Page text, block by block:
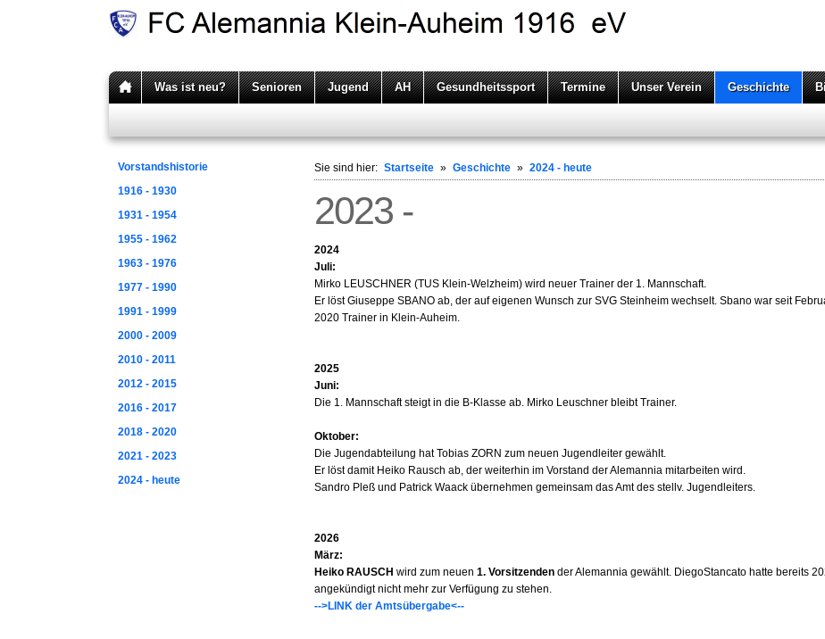
Was ist neu? Senioren Jugend AH Gesundheitssport Termine Unser Verein Geschichte
Vorstandshistorie
1916 - 1930
1931 - 1954
1955 - 1962
1963 - 1976
1977 - 1990
1991 - 1999
2000 - 2009
2010 - 2011
2012 - 2015
2016 - 2017
2018 - 2020
2021 - 2023
2024 - heute
Sie sind hier: Startseite » Geschichte » 2024 - heute
2023 -
2024
Juli:
Mirko LEUSCHNER (TUS Klein-Welzheim) wird neuer Trainer der 1. Mannschaft.
Er löst Giuseppe SBANO ab, der auf eigenen Wunsch zur SVG Steinheim wechselt. Sbano war seit
2020 Trainer in Klein-Auheim.
2025
Juni:
Die 1. Mannschaft steigt in die B-Klasse ab. Mirko Leuschner bleibt Trainer.
Oktober:
Die Jugendabteilung hat Tobias ZORN zum neuen Jugendleiter gewählt.
Er löst damit Heiko Rausch ab, der weiterhin im Vorstand der Alemannia mitarbeiten wird.
Sandro Pleß und Patrick Waack übernehmen gemeinsam das Amt des stellv. Jugendleiters.
2026
März:
Heiko RAUSCH wird zum neuen 1. Vorsitzenden der Alemannia gewählt. DiegoStancato hatte bereits
angekündigt nicht mehr zur Verfügung zu stehen.
-->LINK der Amtsübergabe<--